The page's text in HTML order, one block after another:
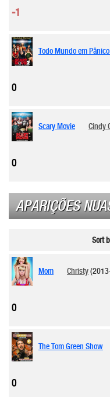
-1
Todo Mundo em
0
Scary Movie Cindy
0
APARIÇÕES
Sort
Mom Christy
0
The Tom Green Show
0